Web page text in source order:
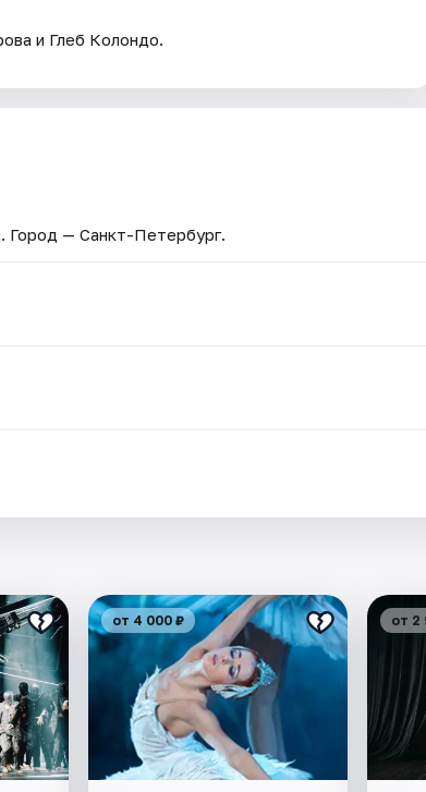
и Глеб Колондо.
. Город — Санкт-Петербург.
от 4 000 ₽ от 2